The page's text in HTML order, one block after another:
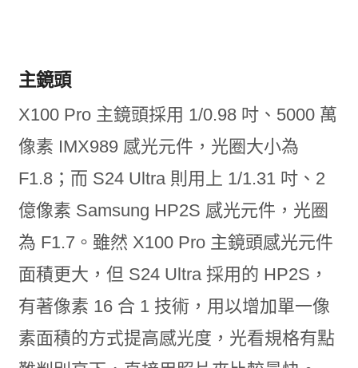
主鏡頭
X100 Pro 主鏡頭採用 1/0.98 吋、5000 萬
像素 IMX989 感光元件，光圈大小為
F1.8；而 S24 Ultra 則用上 1/1.31 吋、2
億像素 Samsung HP2S 感光元件，光圈
為 F1.7。雖然 X100 Pro 主鏡頭感光元件
面積更大，但 S24 Ultra 採用的 HP2S，
有著像素 16 合 1 技術，用以增加單一像
素面積的方式提高感光度，光看規格有點